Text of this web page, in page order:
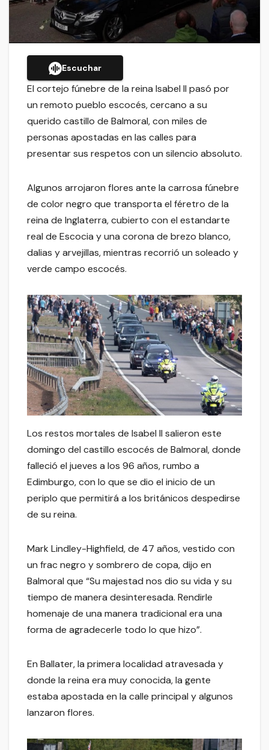
Escuchar
El cortejo fúnebre de la reina Isabel II pasó por
un remoto pueblo escocés, cercano a su
querido castillo de Balmoral, con miles de
personas apostadas en las calles para
presentar sus respetos con un silencio absoluto.
Algunos arrojaron flores ante la carrosa fúnebre
de color negro que transporta el féretro de la
reina de Inglaterra, cubierto con el estandarte
real de Escocia y una corona de brezo blanco,
dalias y arvejillas, mientras recorrió un soleado y
verde campo escocés.
Los restos mortales de Isabel II salieron este
domingo del castillo escocés de Balmoral, donde
falleció el jueves a los 96 años, rumbo a
Edimburgo, con lo que se dio el inicio de un
periplo que permitirá a los británicos despedirse
de su reina.
Mark Lindley-Highfield, de 47 años, vestido con
un frac negro y sombrero de copa, dijo en
Balmoral que “Su majestad nos dio su vida y su
tiempo de manera desinteresada. Rendirle
homenaje de una manera tradicional era una
forma de agradecerle todo lo que hizo”.
En Ballater, la primera localidad atravesada y
donde la reina era muy conocida, la gente
estaba apostada en la calle principal y algunos
lanzaron flores.